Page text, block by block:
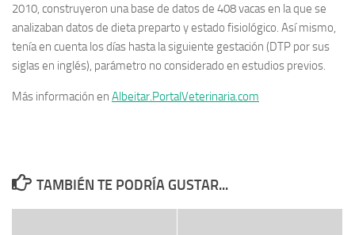
2010, construyeron una base de datos de 408 vacas en la que se
analizaban datos de dieta preparto y estado fisiológico. Así mismo,
tenía en cuenta los días hasta la siguiente gestación (DTP por sus
siglas en inglés), parámetro no considerado en estudios previos.
Más información en Albeitar.PortalVeterinaria.com
TAMBIÉN TE PODRÍA GUSTAR...